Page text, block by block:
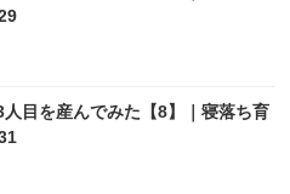
人目を産んでみた【8】｜寝落ち育